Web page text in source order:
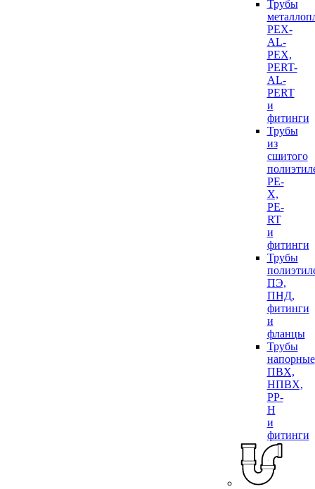
Трубы
PEX-
AL-
PEX,
PERT-
AL-
PERT
и
фитинги
Трубы
из
сшитого
PE-
X,
PE-
RT
и
фитинги
Трубы
ПЭ,
ПНД,
фитинги
и
фланцы
Трубы
напорные
ПВХ,
НПВХ,
PP-
H
и
фитинги